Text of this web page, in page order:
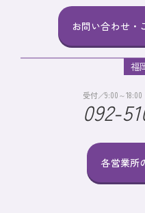
お問い合わせ・
各営業所
福
受付／9:00～
092-